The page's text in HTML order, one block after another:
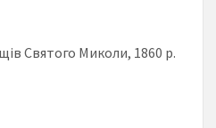
Святого Миколи, 1860 р.